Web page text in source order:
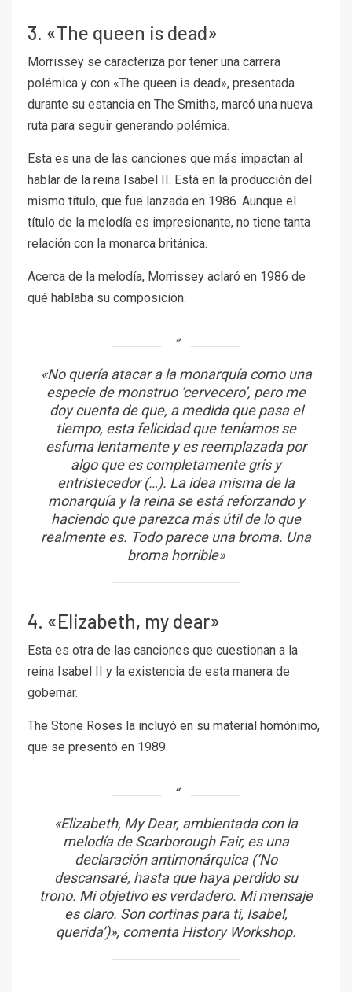
3. «The queen is dead»
Morrissey se caracteriza por tener una carrera
polémica y con «The queen is dead», presentada
durante su estancia en The Smiths, marcó una nueva
ruta para seguir generando polémica.
Esta es una de las canciones que más impactan al
hablar de la reina Isabel II. Está en la producción del
mismo título, que fue lanzada en 1986. Aunque el
título de la melodía es impresionante, no tiene tanta
relación con la monarca británica.
Acerca de la melodía, Morrissey aclaró en 1986 de
qué hablaba su composición.
«No quería atacar a la monarquía como una
especie de monstruo ‘cervecero’, pero me
doy cuenta de que, a medida que pasa el
tiempo, esta felicidad que teníamos se
esfuma lentamente y es reemplazada por
algo que es completamente gris y
entristecedor (…). La idea misma de la
monarquía y la reina se está reforzando y
haciendo que parezca más útil de lo que
realmente es. Todo parece una broma. Una
broma horrible»
4. «Elizabeth, my dear»
Esta es otra de las canciones que cuestionan a la
reina Isabel II y la existencia de esta manera de
gobernar.
The Stone Roses la incluyó en su material homónimo,
que se presentó en 1989.
«Elizabeth, My Dear, ambientada con la
melodía de Scarborough Fair, es una
declaración antimonárquica (‘No
descansaré, hasta que haya perdido su
trono. Mi objetivo es verdadero. Mi mensaje
es claro. Son cortinas para ti, Isabel,
querida’)», comenta History Workshop.